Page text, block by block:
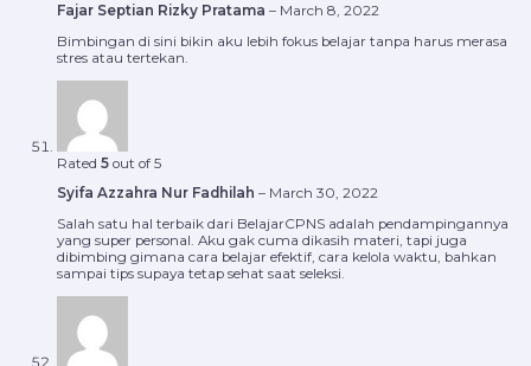
Fajar Septian Rizky Pratama – March 8, 2022
Bimbingan di sini bikin aku lebih fokus belajar tanpa harus merasa
stres atau tertekan.
Rated 5 out of 5
Syifa Azzahra Nur Fadhilah – March 30, 2022
Salah satu hal terbaik dari BelajarCPNS adalah pendampingannya
yang super personal. Aku gak cuma dikasih materi, tapi juga
dibimbing gimana cara belajar efektif, cara kelola waktu, bahkan
sampai tips supaya tetap sehat saat seleksi.